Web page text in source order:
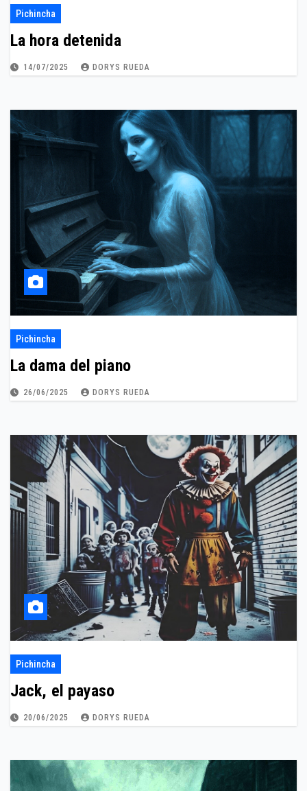
Pichincha
La hora detenida
14/07/2025 DORYS RUEDA
Pichincha
La dama del piano
26/06/2025 DORYS RUEDA
Pichincha
Jack, el payaso
20/06/2025 DORYS RUEDA